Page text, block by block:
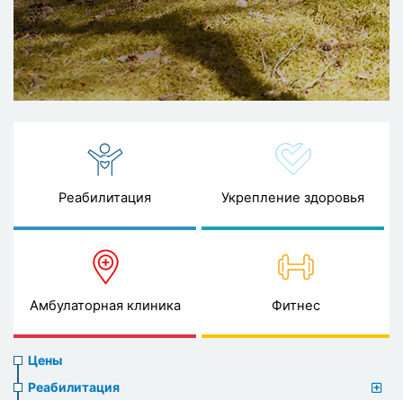
Реабилитация Укрепление здоровья
Амбулаторная клиника Фитнес
Prices
menu
Цены
Реабилитация